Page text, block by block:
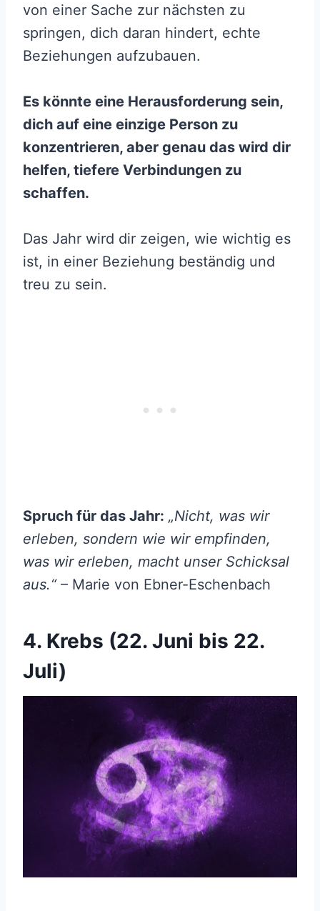
von einer Sache zur nächsten zu
springen, dich daran hindert, echte
Beziehungen aufzubauen.
Es könnte eine Herausforderung sein,
dich auf eine einzige Person zu
konzentrieren, aber genau das wird dir
helfen, tiefere Verbindungen zu
schaffen.
Das Jahr wird dir zeigen, wie wichtig es
ist, in einer Beziehung beständig und
treu zu sein.
Spruch für das Jahr: „Nicht, was wir
erleben, sondern wie wir empfinden,
was wir erleben, macht unser Schicksal
aus.“– Marie von Ebner-Eschenbach
4. Krebs (22. Juni bis 22.
Juli)